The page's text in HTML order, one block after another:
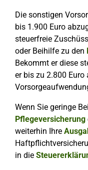
Die sonstigen
bis 1.900 Euro
steuerfreie
oder Beihilfe zu den
Bekommt er diese
er bis zu 2.800 Euro
Wenn Sie geringe
Pflegeversicherung
weiterhin Ihre
in die